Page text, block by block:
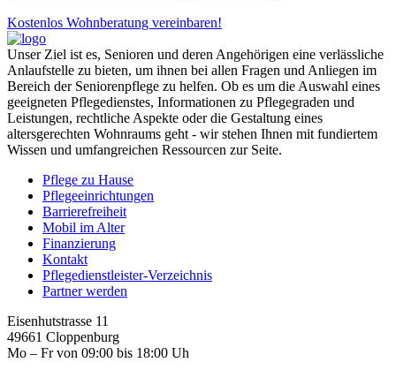
Kostenlos Wohnberatung vereinbaren!
Unser Ziel ist es, Senioren und deren Angehörigen eine verlässliche
Anlaufstelle zu bieten, um ihnen bei allen Fragen und Anliegen im
Bereich der Seniorenpflege zu helfen. Ob es um die Auswahl eines
geeigneten Pflegedienstes, Informationen zu Pflegegraden und
Leistungen, rechtliche Aspekte oder die Gestaltung eines
altersgerechten Wohnraums geht - wir stehen Ihnen mit fundiertem
Wissen und umfangreichen Ressourcen zur Seite.
Pflege zu Hause
Pflegeeinrichtungen
Barrierefreiheit
Mobil im Alter
Finanzierung
Kontakt
Pflegedienstleister-Verzeichnis
Partner werden
Eisenhutstrasse 11
49661 Cloppenburg
Mo – Fr von 09:00 bis 18:00 Uh